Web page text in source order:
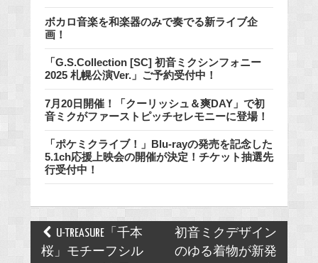
ボカロ音楽を和楽器のみで奏でる新ライブ企
画！
「G.S.Collection [SC] 初音ミクシンフォニー
2025 札幌公演Ver.」ご予約受付中！
7月20日開催！「クーリッシュ＆爽DAY」で初
音ミクがファーストピッチセレモニーに登場！
「ポケミクライブ！」Blu-rayの発売を記念した
5.1ch応援上映会の開催が決定！チケット抽選先
行受付中！
Post
navigation
U-TREASURE「千本
桜」モチーフシル
初音ミクデザイン
のゆる着物が新発